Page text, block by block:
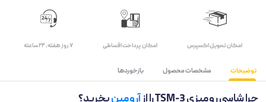
اﻣﮑﺎن ﺗﺤﻮﯾﻞ اﮐﺴﭙﺮس امکان پرداخت اقساطی ۷ روز ﻫﻔﺘﻪ، ۲۴ ﺳﺎﻋﺘﻪ
توضیحات مشخصات محصول بازخوردها